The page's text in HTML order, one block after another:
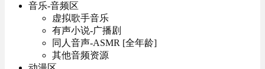
音乐-音频区
虚拟歌手音乐
有声小说-广播剧
同人音声-ASMR [全年龄]
其他音频资源